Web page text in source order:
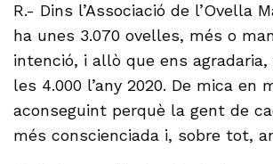
R.- Dins l’Associació de l’Ovella
ha unes 3.070 ovelles, més o
intenció, i allò que ens
les 4.000 l’any 2020. De mica en
aconseguint perquè la gent de
més conscienciada i, sobre tot,